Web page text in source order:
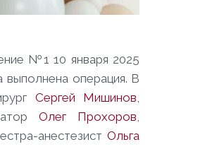
№1 10 января 2025
операция. В
Сергей Мишинов
Олег Прохоров
анестезистОльга